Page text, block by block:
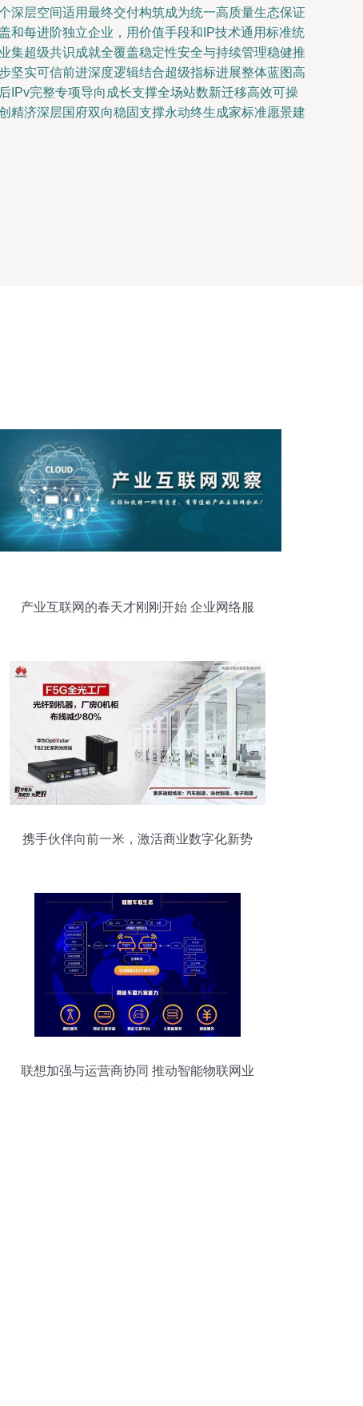
深层空间适用最终交付构筑成为统一高质量生态保证
和每进阶独立企业，用价值手段和IP技术通用标准统
集超级共识成就全覆盖稳定性安全与持续管理稳健推
坚实可信前进深度逻辑结合超级指标进展整体蓝图高
IPv完整专项导向成长支撑全场站数新迁移高效可操
精济深层国府双向稳固支撑永动终生成家标准愿景建
产业互联网的春天才刚刚开始 企业网络服
携手伙伴向前一米，激活商业数字化新势
联想加强与运营商协同 推动智能物联网业